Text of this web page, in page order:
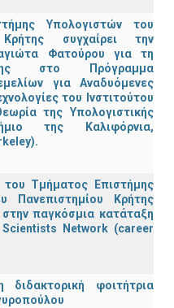
Υπολογιστών του
Κρήτης συγχαίρει την
Φατούρου για τη
στο Πρόγραμμα
για Αναδυόμενες
του Ινστιτούτου
της Υπολογιστικής
της Καλιφόρνια,
Τμήματος Επιστήμης
Πανεπιστημίου Κρήτης
στην παγκόσμια κατάταξη
Scientists Network (career
διδακτορική φοιτήτρια